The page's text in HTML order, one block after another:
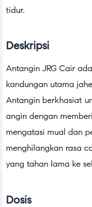
tidur.
Deskripsi
Antangin JRG Cair
kandungan utama
Antangin berkhasiat
angin dengan
mengatasi mual dan
menghilangkan rasa
yang tahan lama ke
Dosis